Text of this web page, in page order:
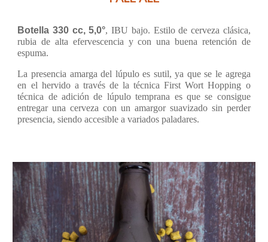
Botella 330 cc, 5,0°, IBU bajo. Estilo de cerveza clásica,
rubia de alta efervescencia y con una buena retención de
espuma.
La presencia amarga del lúpulo es sutil, ya que se le agrega
en el hervido a través de la técnica First Wort Hopping o
técnica de adición de lúpulo temprana es que se consigue
entregar una cerveza con un amargor suavizado sin perder
presencia, siendo accesible a variados paladares.